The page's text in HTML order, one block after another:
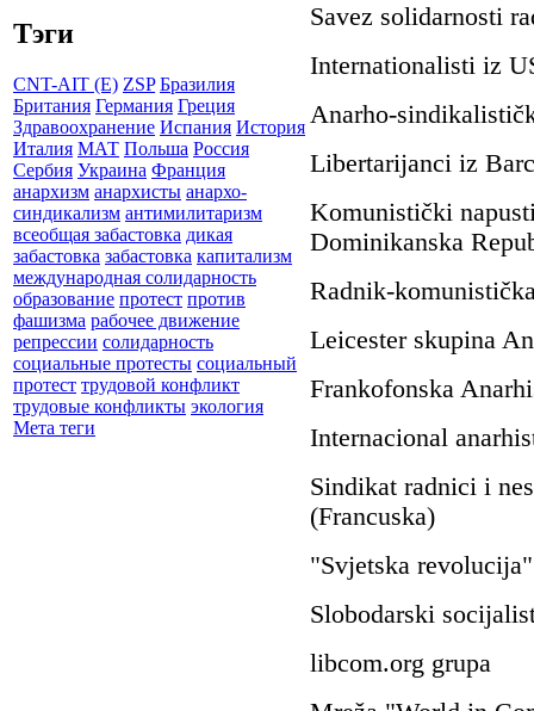
Тэги
CNT-AIT (E) ZSP Бразилия
Британия Германия Греция
Здравоохранение Испания История
Италия МАТ Польша Россия
Сербия Украина Франция
анархизм анархисты анархо-
синдикализм антимилитаризм
всеобщая забастовка дикая
забастовка забастовка капитализм
международная солидарность
образование протест против
фашизма рабочее движение
репрессии солидарность
социальные протесты социальный
протест трудовой конфликт
трудовые конфликты экология
Мета теги
Savez solidarnosti
Internationalisti iz
Anarho-sindikalisti
Libertarijanci iz
Komunistički
Dominikanska
Radnik-
Leicester skupina A
Frankofonska
Internacional
Sindikat radnici i
(Francuska)
"Svjetska revolucija"
Slobodarski
libcom.org grupa